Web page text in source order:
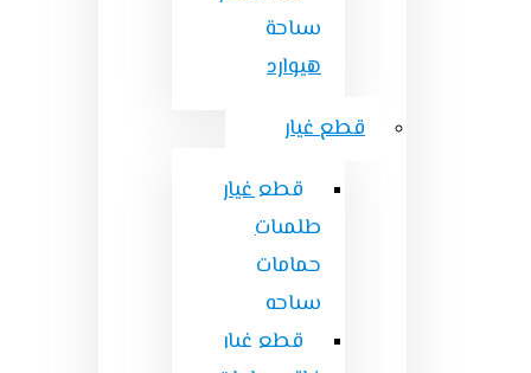
سباحة
هيوارد
قطع غيار
قطع غيار
طلمبات
حمامات
سباحه
قطع غيار